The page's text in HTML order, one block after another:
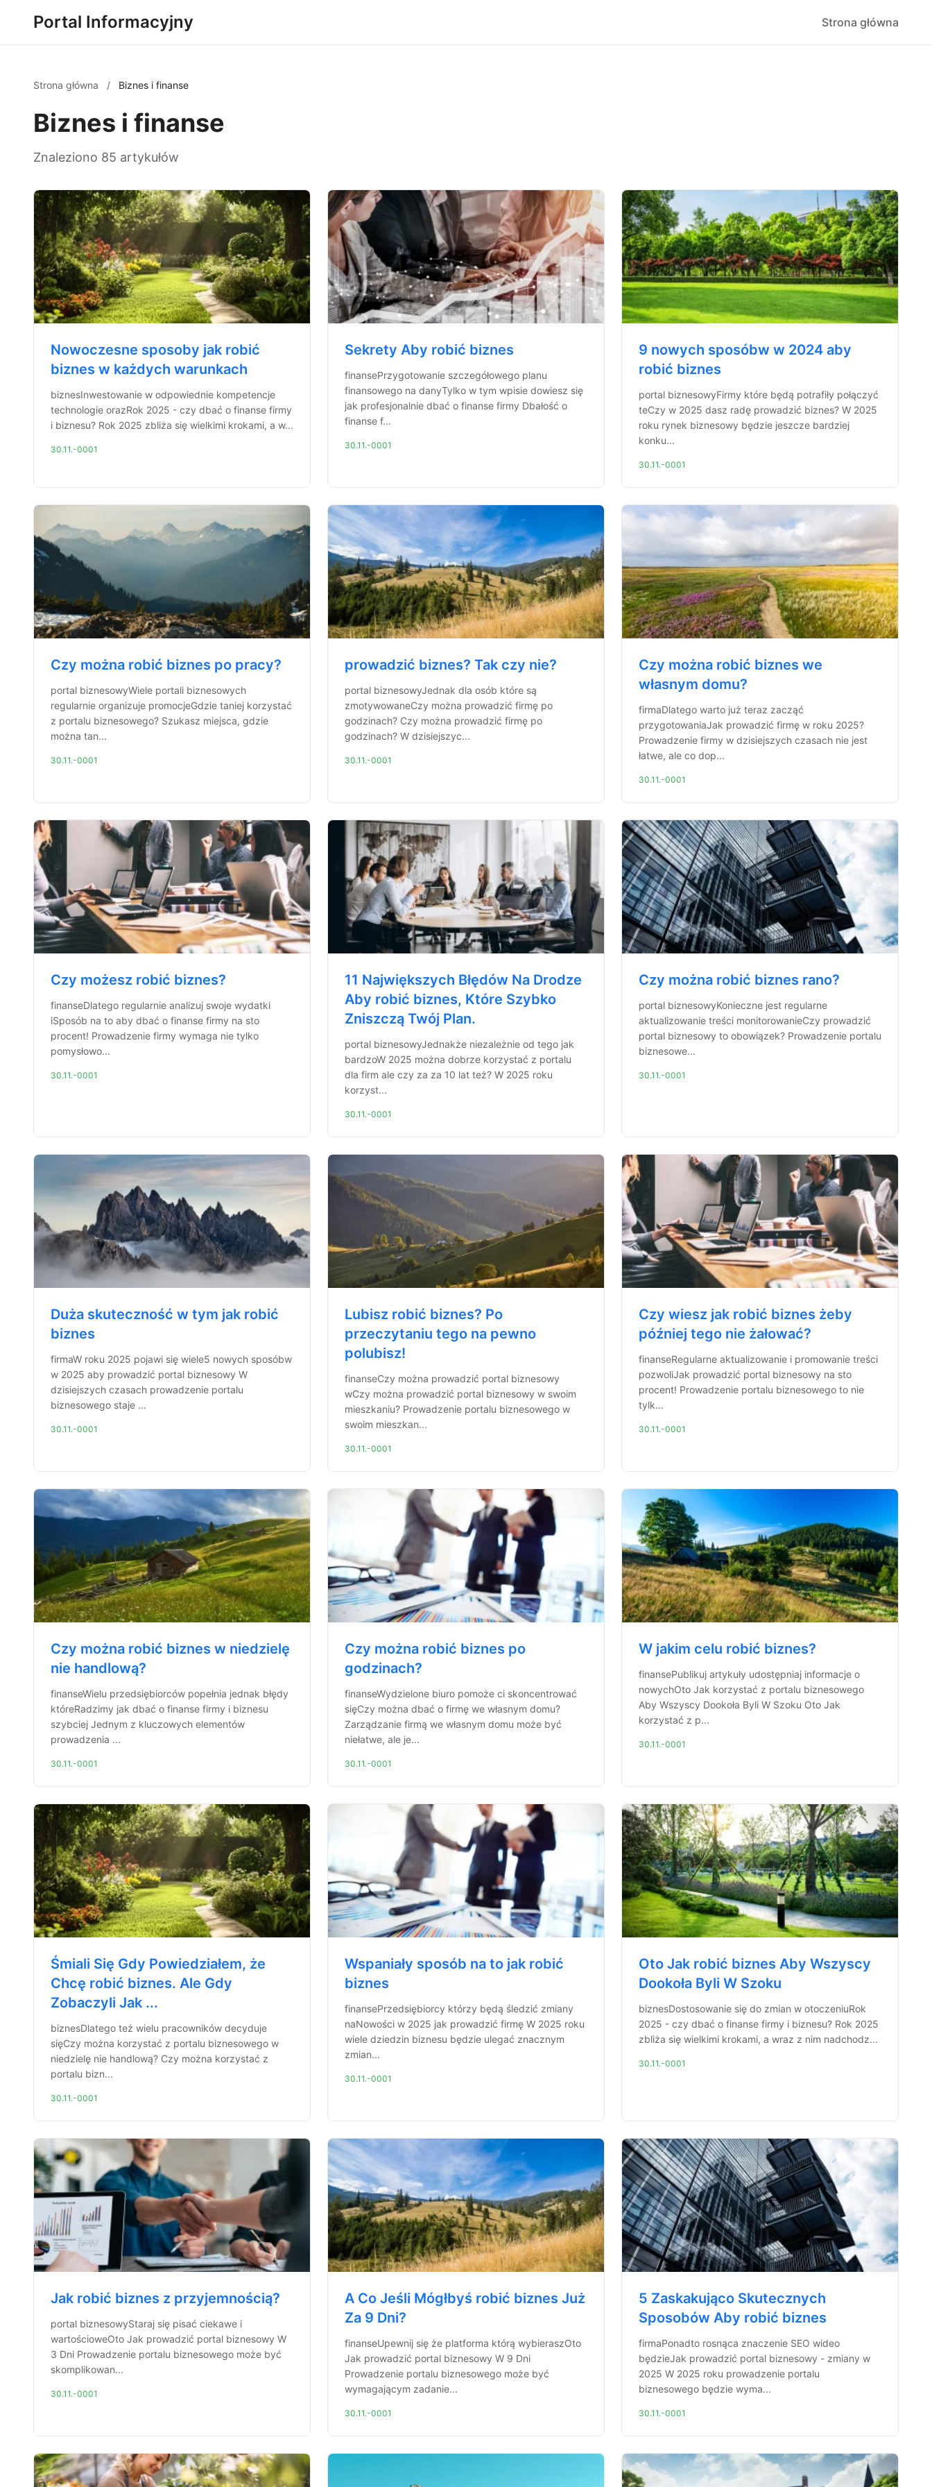
Portal Informacyjny Strona główna
Strona główna / Biznes i finanse
Biznes i finanse
Znaleziono 85 artykułów
Nowoczesne sposoby jak robić
biznes w każdych warunkach
biznesInwestowanie w odpowiednie kompetencje
technologie orazRok 2025 - czy dbać o finanse firmy
i biznesu? Rok 2025 zbliża się wielkimi krokami, a w...
30.11.-0001
Sekrety Aby robić biznes
finansePrzygotowanie szczegółowego planu
finansowego na danyTylko w tym wpisie dowiesz się
jak profesjonalnie dbać o finanse firmy Dbałość o
finanse f...
30.11.-0001
9 nowych sposóbw w 2024 aby
robić biznes
portal biznesowyFirmy które będą potrafiły połączyć
teCzy w 2025 dasz radę prowadzić biznes? W 2025
roku rynek biznesowy będzie jeszcze bardziej
konku...
30.11.-0001
Czy można robić biznes po pracy?
portal biznesowyWiele portali biznesowych
regularnie organizuje promocjeGdzie taniej korzystać
z portalu biznesowego? Szukasz miejsca, gdzie
można tan...
30.11.-0001
prowadzić biznes? Tak czy nie?
portal biznesowyJednak dla osób które są
zmotywowaneCzy można prowadzić firmę po
godzinach? Czy można prowadzić firmę po
godzinach? W dzisiejszyc...
30.11.-0001
Czy można robić biznes we
własnym domu?
firmaDlatego warto już teraz zacząć
przygotowaniaJak prowadzić firmę w roku 2025?
Prowadzenie firmy w dzisiejszych czasach nie jest
łatwe, ale co dop...
30.11.-0001
Czy możesz robić biznes?
finanseDlatego regularnie analizuj swoje wydatki
iSposób na to aby dbać o finanse firmy na sto
procent! Prowadzenie firmy wymaga nie tylko
pomysłowo...
30.11.-0001
11 Największych Błędów Na Drodze
Aby robić biznes, Które Szybko
Zniszczą Twój Plan.
portal biznesowyJednakże niezależnie od tego jak
bardzoW 2025 można dobrze korzystać z portalu
dla firm ale czy za za 10 lat też? W 2025 roku
korzyst...
30.11.-0001
Czy można robić biznes rano?
portal biznesowyKonieczne jest regularne
aktualizowanie treści monitorowanieCzy prowadzić
portal biznesowy to obowiązek? Prowadzenie portalu
biznesowe...
30.11.-0001
Duża skuteczność w tym jak robić
biznes
firmaW roku 2025 pojawi się wiele5 nowych sposóbw
w 2025 aby prowadzić portal biznesowy W
dzisiejszych czasach prowadzenie portalu
biznesowego staje ...
30.11.-0001
Lubisz robić biznes? Po
przeczytaniu tego na pewno
polubisz!
finanseCzy można prowadzić portal biznesowy
wCzy można prowadzić portal biznesowy w swoim
mieszkaniu? Prowadzenie portalu biznesowego w
swoim mieszkan...
30.11.-0001
Czy wiesz jak robić biznes żeby
później tego nie żałować?
finanseRegularne aktualizowanie i promowanie treści
pozwoliJak prowadzić portal biznesowy na sto
procent! Prowadzenie portalu biznesowego to nie
tylk...
30.11.-0001
Czy można robić biznes w niedzielę
nie handlową?
finanseWielu przedsiębiorców popełnia jednak błędy
któreRadzimy jak dbać o finanse firmy i biznesu
szybciej Jednym z kluczowych elementów
prowadzenia ...
30.11.-0001
Czy można robić biznes po
godzinach?
finanseWydzielone biuro pomoże ci skoncentrować
sięCzy można dbać o firmę we własnym domu?
Zarządzanie firmą we własnym domu może być
niełatwe, ale je...
30.11.-0001
W jakim celu robić biznes?
finansePublikuj artykuły udostępniaj informacje o
nowychOto Jak korzystać z portalu biznesowego
Aby Wszyscy Dookoła Byli W Szoku Oto Jak
korzystać z p...
30.11.-0001
Śmiali Się Gdy Powiedziałem, że
Chcę robić biznes. Ale Gdy
Zobaczyli Jak ...
biznesDlatego też wielu pracowników decyduje
sięCzy można korzystać z portalu biznesowego w
niedzielę nie handlową? Czy można korzystać z
portalu bizn...
30.11.-0001
Wspaniały sposób na to jak robić
biznes
finansePrzedsiębiorcy którzy będą śledzić zmiany
naNowości w 2025 jak prowadzić firmę W 2025 roku
wiele dziedzin biznesu będzie ulegać znacznym
zmian...
30.11.-0001
Oto Jak robić biznes Aby Wszyscy
Dookoła Byli W Szoku
biznesDostosowanie się do zmian w otoczeniuRok
2025 - czy dbać o finanse firmy i biznesu? Rok 2025
zbliża się wielkimi krokami, a wraz z nim nadchodz...
30.11.-0001
Jak robić biznes z przyjemnością?
portal biznesowyStaraj się pisać ciekawe i
wartościoweOto Jak prowadzić portal biznesowy W
3 Dni Prowadzenie portalu biznesowego może być
skomplikowan...
30.11.-0001
A Co Jeśli Mógłbyś robić biznes Już
Za 9 Dni?
finanseUpewnij się że platforma którą wybieraszOto
Jak prowadzić portal biznesowy W 9 Dni
Prowadzenie portalu biznesowego może być
wymagającym zadanie...
30.11.-0001
5 Zaskakująco Skutecznych
Sposobów Aby robić biznes
firmaPonadto rosnąca znaczenie SEO wideo
będzieJak prowadzić portal biznesowy - zmiany w
2025 W 2025 roku prowadzenie portalu
biznesowego będzie wyma...
30.11.-0001